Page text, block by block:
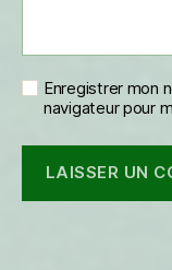
Enregistrer mon
navigateur pour